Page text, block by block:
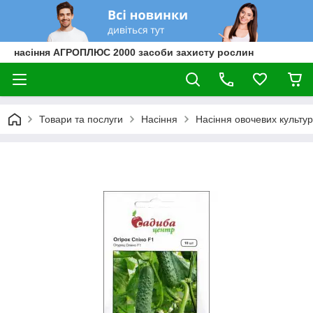
насіння АГРОПЛЮС 2000 засоби захисту рослин
Товари та послуги Насіння Насіння овочевих культур